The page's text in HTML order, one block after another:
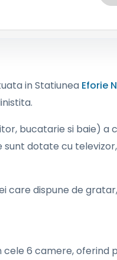
in Statiunea Eforie
bucatarie si baie) a
dotate cu
care dispune de
cele 6 camere, oferind